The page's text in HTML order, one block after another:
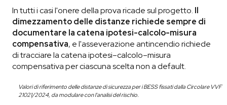
In tutti i casi l'onere della prova ricade sul progetto. Il
dimezzamento delle distanze richiede sempre di
documentare la catena ipotesi-calcolo-misura
compensativa, e l'asseverazione antincendio richiede
di tracciare la catena ipotesi–calcolo–misura
compensativa per ciascuna scelta non a default.
Valori di riferimento delle distanze di sicurezza per i BESS fissati dalla Circolare VVF
21021/2024, da modulare con l'analisi del rischio.